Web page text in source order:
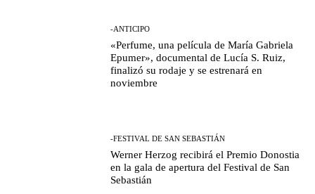
-ANTICIPO
«Perfume, una película de María Gabriela
Epumer», documental de Lucía S. Ruiz,
finalizó su rodaje y se estrenará en
noviembre
-FESTIVAL DE SAN SEBASTIÁN
Werner Herzog recibirá el Premio Donostia
en la gala de apertura del Festival de San
Sebastián